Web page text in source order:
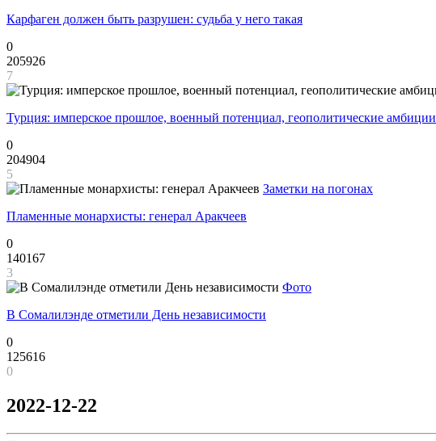
Карфаген должен быть разрушен: судьба у него такая
0
205926
7
Турция: имперское прошлое, военный потенциал, геополитические амбиции
0
204904
5
Заметки на погонах
Пламенные монархисты: генерал Аракчеев
0
140167
3
Фото
В Сомалилэнде отметили День независимости
0
125616
0
2022-12-22